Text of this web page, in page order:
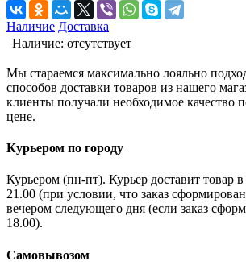
Наличие Доставка
Наличие: отсутствует
Мы стараемся максимально лояльно
способов доставки товаров из нашего
клиенты получали необходимое качество
цене.
Курьером по городу
Курьером (пн-пт). Курьер доставит товар в
21.00 (при условии, что заказ
вечером следующего дня (если заказ
18.00).
Самовывозом